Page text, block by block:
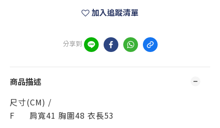
加入追蹤清單
分享到
商品描述
尺寸(CM) /
F 肩寬41 胸圍48 衣長53